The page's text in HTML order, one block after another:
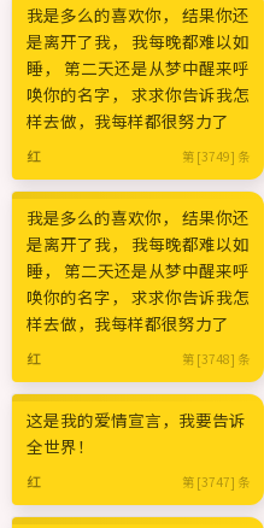
我是多么的喜欢你， 结果你还
是离开了我， 我每晚都难以如
睡， 第二天还是从梦中醒来呼
唤你的名字， 求求你告诉我怎
样去做，我每样都很努力了
红 第 [3749] 条
我是多么的喜欢你， 结果你还
是离开了我， 我每晚都难以如
睡， 第二天还是从梦中醒来呼
唤你的名字， 求求你告诉我怎
样去做，我每样都很努力了
红 第 [3748] 条
这是我的爱情宣言，我要告诉
全世界！
红 第 [3747] 条